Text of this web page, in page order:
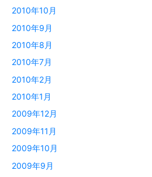
2010年10月
2010年9月
2010年8月
2010年7月
2010年2月
2010年1月
2009年12月
2009年11月
2009年10月
2009年9月